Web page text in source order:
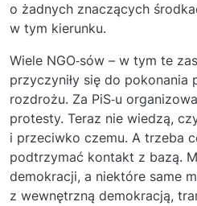
o żadnych znaczących
w tym kierunku.
Wiele NGO‑sów – w tym te
przyczyniły się do pokonania
rozdrożu. Za PiS‑u
protesty. Teraz nie wiedzą,
i przeciwko czemu. A trzeba
podtrzymać kontakt z bazą.
demokracji, a niektóre same
z wewnętrzną demokracją,